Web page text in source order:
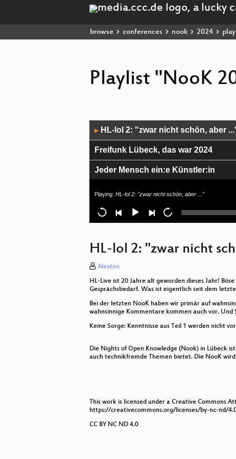
browse conferences nook 2024
Playlist "NooK
Player
▶ HL-lol 2: "zwar nicht schön, aber
Freifunk Lübeck, das war 2024
Jeder Mensch ein:e Künstler:in
Videowall selber bauen
Playing: HL-lol 2: "zwar nicht schön, aber ..."
HL-lol 2: "zwar nicht
Alexton
HL-Live ist 20 Jahre alt geworden dieses Jahr!
Gesprächsbedarf. Was ist eigentlich seit dem
Bei der letzten NooK haben wir primär auf
wahnsinnige Kommentare kommen auch vor.
Keine Sorge: Kenntnisse aus Teil 1 werden nicht
Die Nights of Open Knowledge (Nook) in Lübeck
auch technikfremde Themen bietet. Die NooK
This work is licensed under a Creative Commons
https://creativecommons.org/licenses/by-nc-nd/
CC BY NC ND 4.0